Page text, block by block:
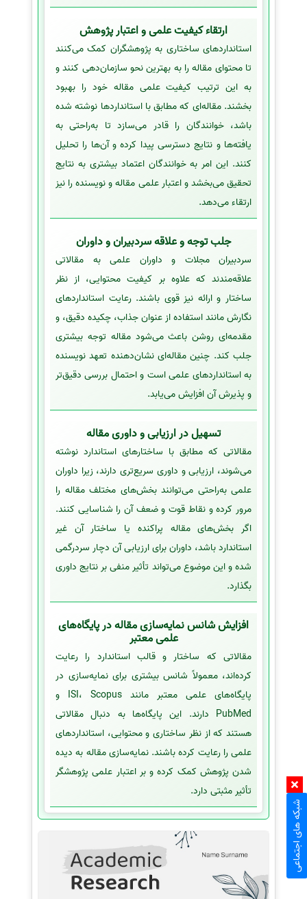
ارتقاء کیفیت علمی و اعتبار پژوهش
استانداردهای ساختاری به پژوهشگران کمک می‌کنند
تا محتوای مقاله را به بهترین نحو سازمان‌دهی کنند و
به این ترتیب کیفیت علمی مقاله خود را بهبود
بخشند. مقاله‌ای که مطابق با استانداردها نوشته شده
باشد، خوانندگان را قادر می‌سازد تا به‌راحتی به
یافته‌ها و نتایج دسترسی پیدا کرده و آن‌ها را تحلیل
کنند. این امر به خوانندگان اعتماد بیشتری به نتایج
تحقیق می‌بخشد و اعتبار علمی مقاله و نویسنده را نیز
ارتقاء می‌دهد.
جلب توجه و علاقه سردبیران و داوران
سردبیران مجلات و داوران علمی به مقالاتی
علاقه‌مندند که علاوه بر کیفیت محتوایی، از نظر
ساختار و ارائه نیز قوی باشند. رعایت استانداردهای
نگارش مانند استفاده از عنوان جذاب، چکیده دقیق، و
مقدمه‌ای روشن باعث می‌شود مقاله توجه بیشتری
جلب کند. چنین مقاله‌ای نشان‌دهنده تعهد نویسنده
به استانداردهای علمی است و احتمال بررسی دقیق‌تر
و پذیرش آن افزایش می‌یابد.
تسهیل در ارزیابی و داوری مقاله
مقالاتی که مطابق با ساختارهای استاندارد نوشته
می‌شوند، ارزیابی و داوری سریع‌تری دارند، زیرا داوران
علمی به‌راحتی می‌توانند بخش‌های مختلف مقاله را
مرور کرده و نقاط قوت و ضعف آن را شناسایی کنند.
اگر بخش‌های مقاله پراکنده یا ساختار آن غیر
استاندارد باشد، داوران برای ارزیابی آن دچار سردرگمی
شده و این موضوع می‌تواند تأثیر منفی بر نتایج داوری
بگذارد.
افزایش شانس نمایه‌سازی مقاله در پایگاه‌های
علمی معتبر
مقالاتی که ساختار و قالب استاندارد را رعایت
کرده‌اند، معمولاً شانس بیشتری برای نمایه‌سازی در
پایگاه‌های علمی معتبر مانند ISI، Scopus و
PubMed دارند. این پایگاه‌ها به دنبال مقالاتی
هستند که از نظر ساختاری و محتوایی، استانداردهای
علمی را رعایت کرده باشند. نمایه‌سازی مقاله به دیده
شدن پژوهش کمک کرده و بر اعتبار علمی پژوهشگر
تأثیر مثبتی دارد.
شبکه های اجتماعی